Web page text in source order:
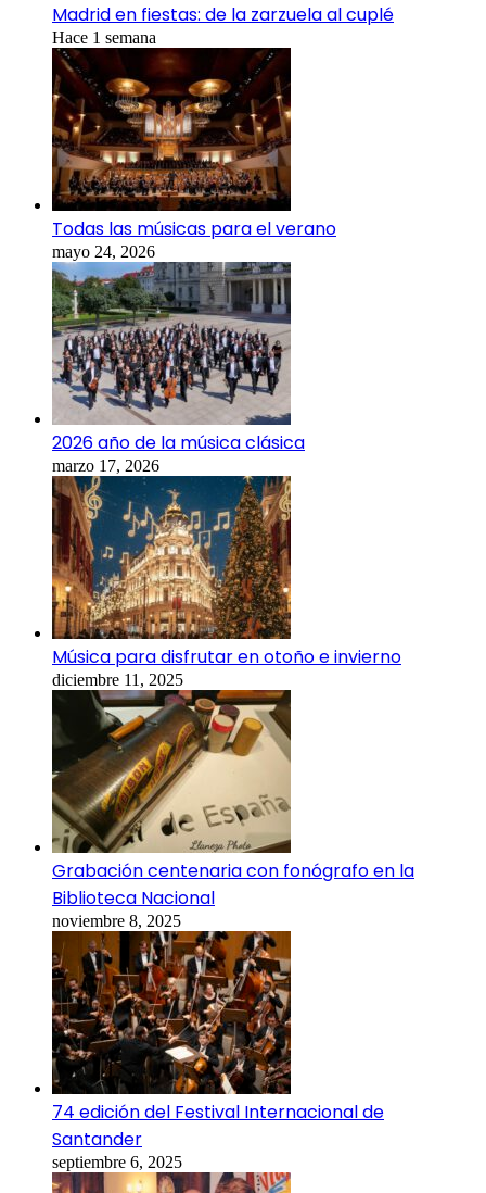
Madrid en fiestas: de la zarzuela al cuplé
Hace 1 semana
Todas las músicas para el verano
mayo 24, 2026
2026 año de la música clásica
marzo 17, 2026
Música para disfrutar en otoño e invierno
diciembre 11, 2025
Grabación centenaria con fonógrafo en la
Biblioteca Nacional
noviembre 8, 2025
74 edición del Festival Internacional de
Santander
septiembre 6, 2025